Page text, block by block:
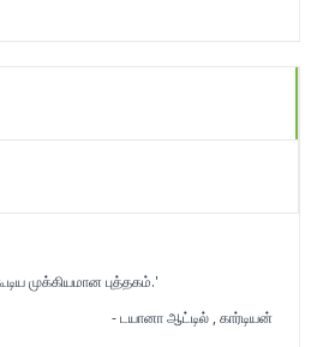
முக்கியமான புத்தகம்.'
, கார்டியன்